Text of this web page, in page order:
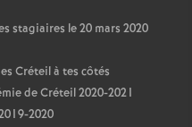
stagiaires le 20 mars 2020
Créteil à tes côtés
de Créteil 2020-2021
2020